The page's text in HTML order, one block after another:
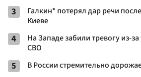
3
Галкин* потерял дар речи
Киеве
4
На Западе забили тревогу из-
СВО
5 В России стремительно